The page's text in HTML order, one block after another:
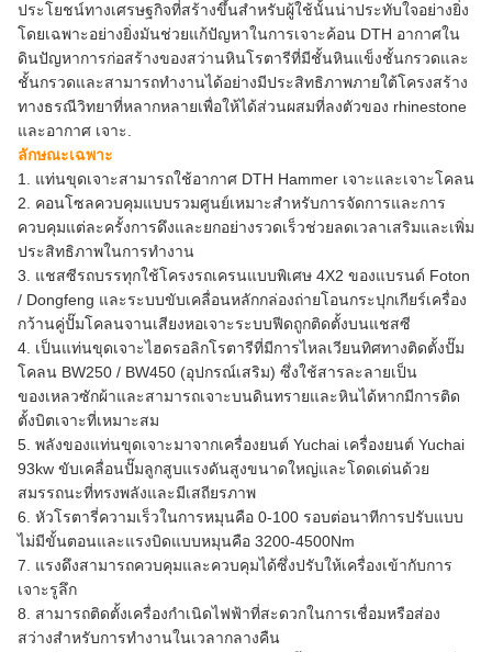
ประโยชน์ทางเศรษฐกิจที่สร้างขึ้นสำหรับผู้ใช้นั้นน่าประทับใจอย่างยิ่ง
โดยเฉพาะอย่างยิ่งมันช่วยแก้ปัญหาในการเจาะค้อน DTH อากาศใน
ดินปัญหาการก่อสร้างของสว่านหินโรตารีที่มีชั้นหินแข็งชั้นกรวดและ
ชั้นกรวดและสามารถทำงานได้อย่างมีประสิทธิภาพภายใต้โครงสร้าง
ทางธรณีวิทยาที่หลากหลายเพื่อให้ได้ส่วนผสมที่ลงตัวของ rhinestone
และอากาศ เจาะ.
ลักษณะเฉพาะ
1. แท่นขุดเจาะสามารถใช้อากาศ DTH Hammer เจาะและเจาะโคลน
2. คอนโซลควบคุมแบบรวมศูนย์เหมาะสำหรับการจัดการและการ
ควบคุมแต่ละครั้งการดึงและยกอย่างรวดเร็วช่วยลดเวลาเสริมและเพิ่ม
ประสิทธิภาพในการทำงาน
3. แชสซีรถบรรทุกใช้โครงรถเครนแบบพิเศษ 4X2 ของแบรนด์ Foton
/ Dongfeng และระบบขับเคลื่อนหลักกล่องถ่ายโอนกระปุกเกียร์เครื่อง
กว้านคู่ปั๊มโคลนจานเสียงหอเจาะระบบฟีดถูกติดตั้งบนแชสซี
4. เป็นแท่นขุดเจาะไฮดรอลิกโรตารีที่มีการไหลเวียนทิศทางติดตั้งปั๊ม
โคลน BW250 / BW450 (อุปกรณ์เสริม) ซึ่งใช้สารละลายเป็น
ของเหลวซักผ้าและสามารถเจาะบนดินทรายและหินได้หากมีการติด
ตั้งบิตเจาะที่เหมาะสม
5. พลังของแท่นขุดเจาะมาจากเครื่องยนต์ Yuchai เครื่องยนต์ Yuchai
93kw ขับเคลื่อนปั๊มลูกสูบแรงดันสูงขนาดใหญ่และโดดเด่นด้วย
สมรรถนะที่ทรงพลังและมีเสถียรภาพ
6. หัวโรตารี่ความเร็วในการหมุนคือ 0-100 รอบต่อนาทีการปรับแบบ
ไม่มีขั้นตอนและแรงบิดแบบหมุนคือ 3200-4500Nm
7. แรงดึงสามารถควบคุมและควบคุมได้ซึ่งปรับให้เครื่องเข้ากับการ
เจาะรูลึก
8. สามารถติดตั้งเครื่องกำเนิดไฟฟ้าที่สะดวกในการเชื่อมหรือส่อง
สว่างสำหรับการทำงานในเวลากลางคืน